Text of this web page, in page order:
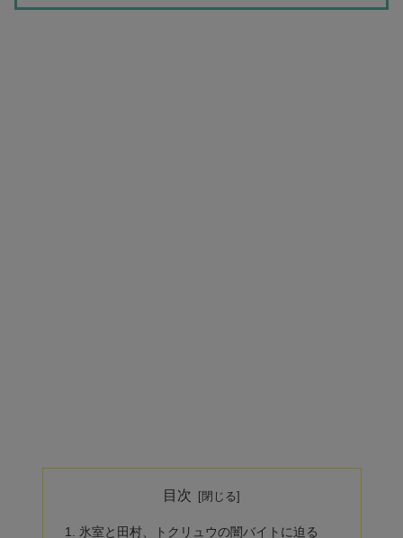
目次
氷室と田村、トクリュウの闇バイトに迫る